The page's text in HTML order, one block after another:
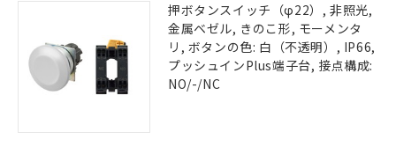
押ボタンスイッチ（φ22）, 非照光,
金属ベゼル, きのこ形, モーメンタ
リ, ボタンの色: 白（不透明）, IP66,
プッシュインPlus端子台, 接点構成:
NO/-/NC